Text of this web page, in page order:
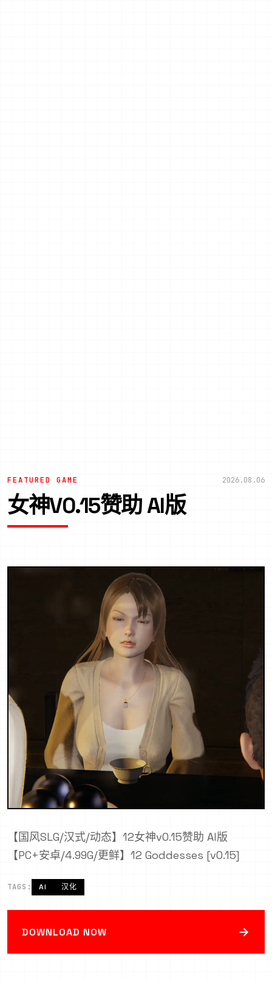
FEATURED GAME 2026.08.06
女神V0.15赞助 AI版
【国风SLG/汉式/动态】12女神v0.15赞助 AI版
【PC+安卓/4.99G/更鲜】12 Goddesses [v0.15]
TAGS: AI 汉化
DOWNLOAD NOW →